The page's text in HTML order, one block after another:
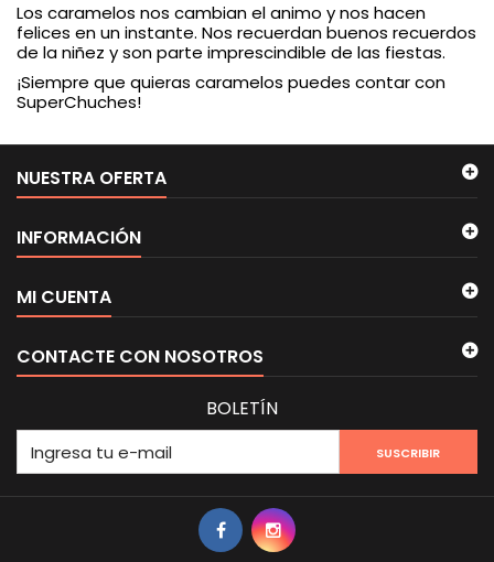
Los caramelos nos cambian el animo y nos hacen
felices en un instante. Nos recuerdan buenos recuerdos
de la niñez y son parte imprescindible de las fiestas.
¡Siempre que quieras caramelos puedes contar con
SuperChuches!
NUESTRA OFERTA
INFORMACIÓN
MI CUENTA
CONTACTE CON NOSOTROS
BOLETÍN
SUSCRIBIR